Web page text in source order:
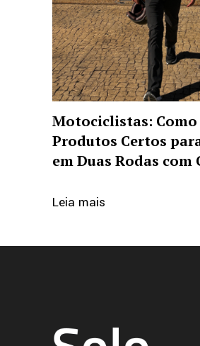
Motociclistas: Como
Produtos Certos
em Duas Rodas
Leia mais